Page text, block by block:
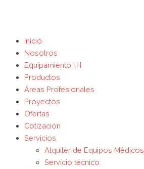
Inicio
Nosotros
Equipamiento I.H
Productos
Áreas Profesionales
Proyectos
Ofertas
Cotización
Servicios
Alquiler de Equipos Médicos
Servicio técnico